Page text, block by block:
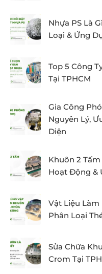
Nhựa PS Là
Loại & Ứng
Top 5 Công
Tại TPHCM
Gia Công
Nguyên Lý,
Diện
Khuôn 2 Tấm
Hoạt Động &
Vật Liệu Làm
Phân Loại
Sửa Chữa
Crom Tại